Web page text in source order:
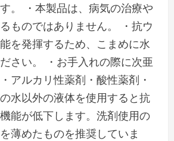
。 ・本製品は、病気の治療や
ものではありません。 ・抗ウ
を発揮するため、こまめに水
さい。 ・お手入れの際に次亜
アルカリ性薬剤・酸性薬剤・
水以外の液体を使用すると抗
能が低下します。洗剤使用の
薄めたものを推奨していま